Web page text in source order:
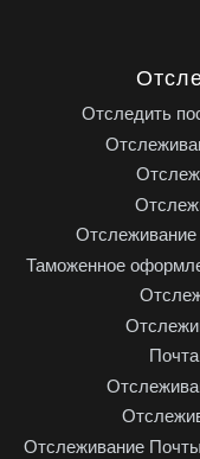
Отследить
Отслеживание
Таможенное
Отслеживание